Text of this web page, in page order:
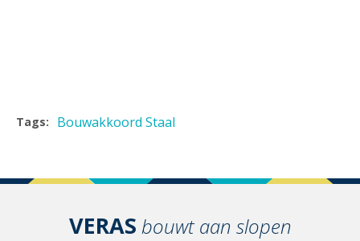
Tags: Bouwakkoord Staal
VERAS bouwt aan slopen